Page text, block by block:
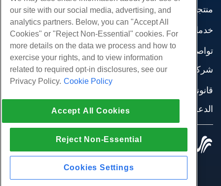
منتجات
استضافة الموقع
استضافة الأعمال
موزع استضافة
موزع العلامة البيضاء
إدارة لينكس VPS
لينكس غير المدارة VPS
نوافذ غير مُدارة VPS
خوادم السحابة
موازن التحميل
تخزين الكتلة
خدمات
هجرات الموقع
تواصل اجتماعي
وثائق المنتج
مدونة
شركة
اتصل بنا
مراكز البيانات
صحافة
إنضم لبرنامج
قانوني
شروط الخدمة
تطبيق القانون
اتفاقية الشراكة
الدعم
الدردشة الحية معنا
افتح تذكرة الدعم
مراسلتنا على البريد الاليكتروني
كل الحقوق محفوظة.
our site with our social media, advertising, and
analytics partners. Below, you can "Accept All
Cookies" or "Reject Non-Essential" cookies. For
more details on the data we process and how to
exercise your rights, and to view information
related to required opt-in disclosures, see our
Privacy Policy. Cookie Policy
Accept All Cookies
Reject Non-Essential
Cookies Settings